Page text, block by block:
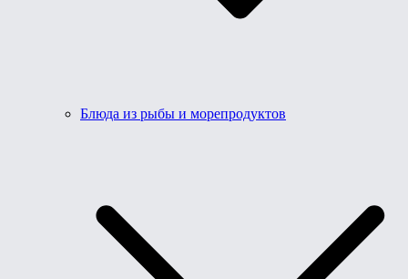
Блюда из рыбы и морепродуктов